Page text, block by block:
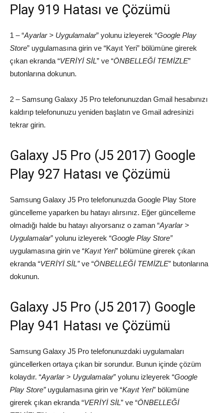
Play 919 Hatası ve Çözümü
1 – “Ayarlar > Uygulamalar” yolunu izleyerek “Google Play
Store” uygulamasına girin ve “Kayıt Yeri” bölümüne girerek
çıkan ekranda “VERİYİ SİL” ve “ÖNBELLEĞİ TEMİZLE”
butonlarına dokunun.
2 – Samsung Galaxy J5 Pro telefonunuzdan Gmail hesabınızı
kaldırıp telefonunuzu yeniden başlatın ve Gmail adresinizi
tekrar girin.
Galaxy J5 Pro (J5 2017) Google
Play 927 Hatası ve Çözümü
Samsung Galaxy J5 Pro telefonunuzda Google Play Store
güncelleme yaparken bu hatayı alırsınız. Eğer güncelleme
olmadığı halde bu hatayı alıyorsanız o zaman “Ayarlar >
Uygulamalar” yolunu izleyerek “Google Play Store”
uygulamasına girin ve “Kayıt Yeri” bölümüne girerek çıkan
ekranda “VERİYİ SİL”ve “ÖNBELLEĞİ TEMİZLE” butonlarına
dokunun.
Galaxy J5 Pro (J5 2017) Google
Play 941 Hatası ve Çözümü
Samsung Galaxy J5 Pro telefonunuzdaki uygulamaları
güncellerken ortaya çıkan bir sorundur. Bunun içinde çözüm
kolaydır. “Ayarlar > Uygulamalar” yolunu izleyerek “Google
Play Store”uygulamasına girin ve “Kayıt Yeri” bölümüne
girerek çıkan ekranda “VERİYİ SİL” ve “ÖNBELLEĞİ